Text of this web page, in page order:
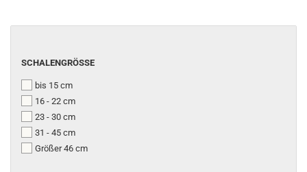
SCHALENGRÖSSE
SCHALENGRÖSSE
bis 15 cm
16 - 22 cm
23 - 30 cm
31 - 45 cm
Größer 46 cm